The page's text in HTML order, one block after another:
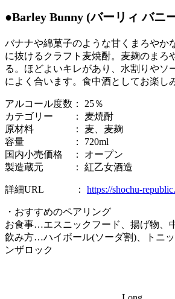
●Barley Bunny (バーリィ バニ
バナナや綿菓子のような甘くまろやか
に抜けるクラフト麦焼酎。麦麹のまろ
る。ほどよいキレがあり、水割りやソ
によく合います。食中酒としてお楽し
アルコール度数： 25％
カテゴリー ： 麦焼酎
原材料 ： 麦、麦麹
容量 ： 720ml
国内小売価格 ： オープン
製造蔵元 ： 紅乙女酒造
詳細URL ： https://shochu-
・おすすめのペアリング
お食事…エスニックフード、揚げ物、
飲み方…ハイボール(ソーダ割)、トニ
ンザロック